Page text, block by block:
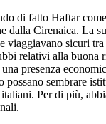
di fatto Haftar
Cirenaica. La
sicuri
relativi alla buona
presenza
sembrare
Per di più,